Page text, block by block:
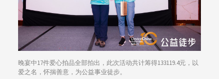
晚宴中17件爱心拍品全部拍出，此次活动共计筹得133119.4元，以
爱之名，怀揣善意，为公益事业徒步。